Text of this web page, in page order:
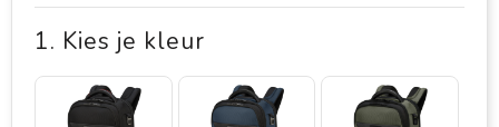
1. Kies je kleur